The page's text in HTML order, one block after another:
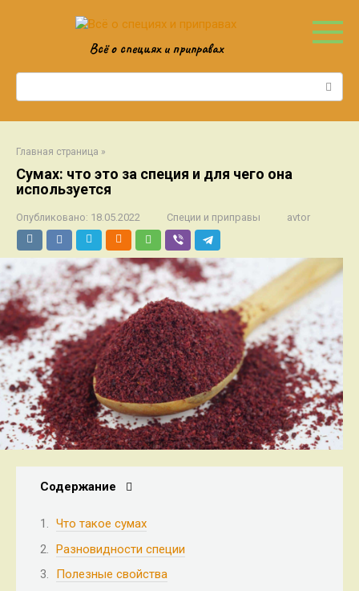
Всё о специях и приправах
Главная страница »
Сумах: что это за специя и для чего она
используется
Опубликовано: 18.05.2022 Специи и приправы avtor
Содержание
Что такое сумах
Разновидности специи
Полезные свойства